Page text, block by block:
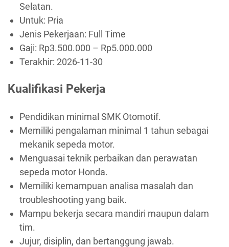
Selatan.
Untuk: Pria
Jenis Pekerjaan: Full Time
Gaji: Rp3.500.000 – Rp5.000.000
Terakhir: 2026-11-30
Kualifikasi Pekerja
Pendidikan minimal SMK Otomotif.
Memiliki pengalaman minimal 1 tahun sebagai
mekanik sepeda motor.
Menguasai teknik perbaikan dan perawatan
sepeda motor Honda.
Memiliki kemampuan analisa masalah dan
troubleshooting yang baik.
Mampu bekerja secara mandiri maupun dalam
tim.
Jujur, disiplin, dan bertanggung jawab.